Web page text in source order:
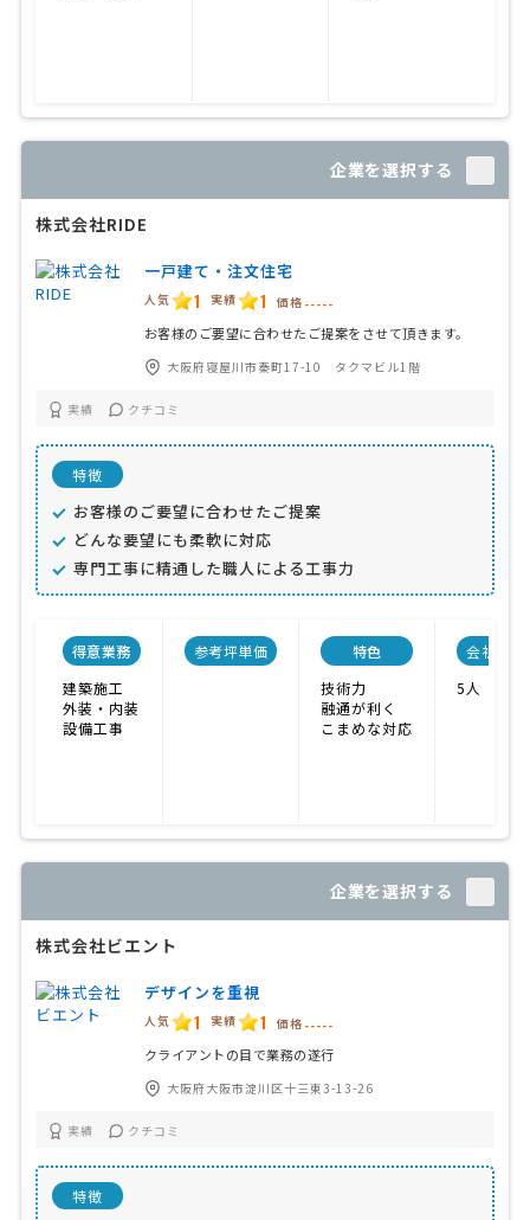
企業を選択する
株式会社RIDE
一戸建て・注文住宅
人気 1 実績 1 価格 -----
お客様のご要望に合わせたご提案をさせて頂きます。
大阪府寝屋川市秦町17-10 タクマビル1階
実績 クチコミ
特徴
お客様のご要望に合わせたご提案
どんな要望にも柔軟に対応
専門工事に精通した職人による工事力
得意業務
建築施工
外装・内装
設備工事
参考坪単価
特色
技術力
融通が利く
こまめな対応
会社規模
5人
企業を選択する
株式会社ビエント
デザインを重視
人気 1 実績 1 価格 -----
クライアントの目で業務の遂行
大阪府大阪市淀川区十三東3-13-26
実績 クチコミ
特徴